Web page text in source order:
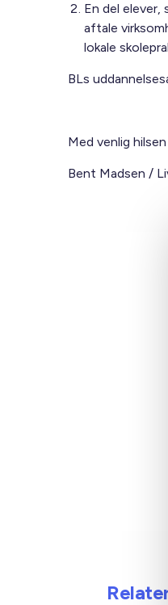
En del
aftale
lokale
BLs
Med venlig hilsen
Bent Madsen /